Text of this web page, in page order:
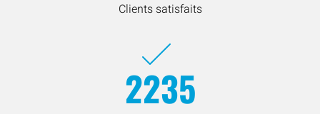
Clients satisfaits
2235